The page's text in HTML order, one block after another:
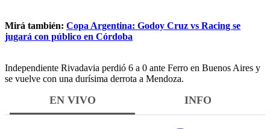
Mirá también: Copa Argentina: Godoy Cruz vs Racing se
jugará con público en Córdoba
Independiente Rivadavia perdió 6 a 0 ante Ferro en Buenos Aires y
se vuelve con una durísima derrota a Mendoza.
EN VIVO INFO